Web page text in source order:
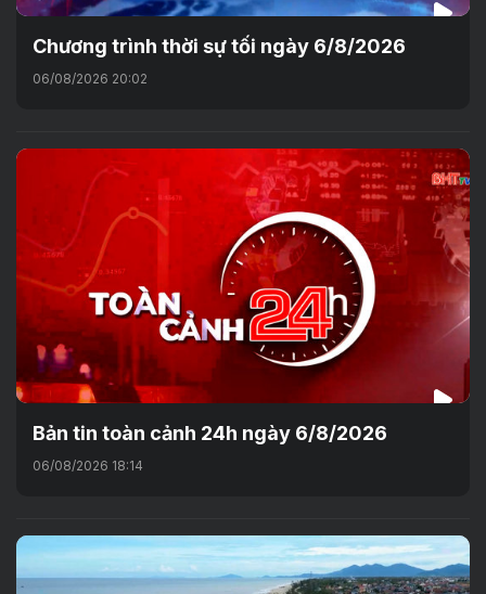
Chương trình thời sự tối ngày 6/8/2026
06/08/2026 20:02
Bản tin toàn cảnh 24h ngày 6/8/2026
06/08/2026 18:14